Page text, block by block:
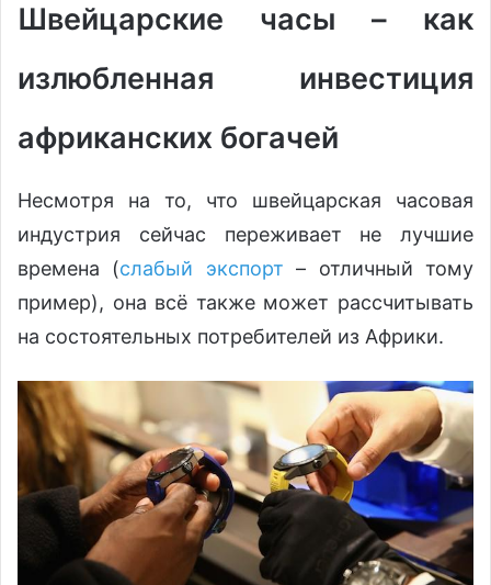
Швейцарские часы – как
излюбленная инвестиция
африканских богачей
Несмотря на то, что швейцарская часовая
индустрия сейчас переживает не лучшие
времена (слабый экспорт – отличный тому
пример), она всё также может рассчитывать
на состоятельных потребителей из Африки.